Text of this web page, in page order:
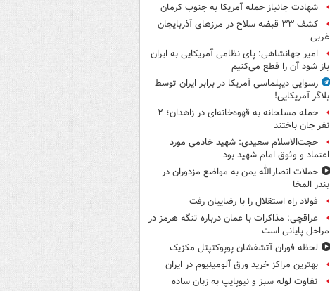
شهادت جانباز حمله آمریکا به جنوب کرمان
کشف ۳۳ قبضه سلاح در مرزهای آذربایجان
غربی
امیر جهانشاهی: پای نظامی آمریکایی به ایران
باز شود آن را قطع می‌کنیم
رسوایی دیپلماسی آمریکا در برابر ایران توسط
بلاگر آمریکایی!
حمله مسلحانه به قهوه‌خانه‌ای در زاهدان؛ ۲
نفر جان باختند
حجت‌الاسلام سعیدی: شهید خادمی مورد
اعتماد و وثوق امام شهید بود
حملات انصارالله یمن به مواضع مزدوران در
بندر المخا
فولاد راه استقلال را با رضاییان رفت
عراقچی: مذاکرات با عمان درباره تنگه هرمز در
مراحل پایانی است
لحظه فوران آتشفشان پوپوکتپتل مکزیک
بهترین مراکز خرید ورق آلومینیوم در ایران
تفاوت لوله سبز و نیوپایپ به زبان ساده